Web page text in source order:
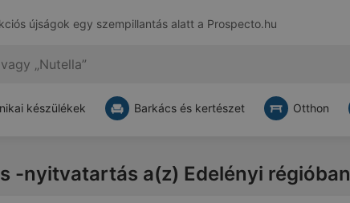
újságok egy szempillantás alatt a Prospecto.hu
készülékek Barkács és kertészet Otthon
-nyitvatartás a(z) Edelényi régióban